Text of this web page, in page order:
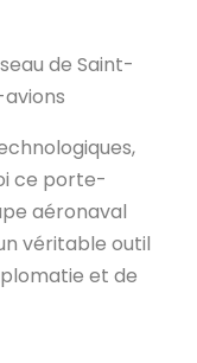
de Saint-
ce porte-
aéronaval
véritable outil
et de